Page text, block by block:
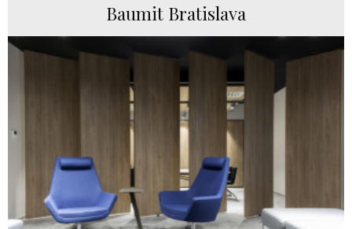
Baumit Bratislava